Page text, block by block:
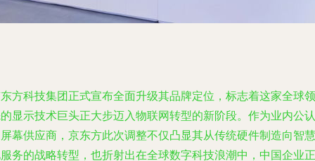
方科技集团正式宣布全面升级其品牌定位，标志着这家全球领
显示技术巨头正大步迈入物联网转型的新阶段。作为业内公认
幕供应商，京东方此次调整不仅凸显其从传统硬件制造向智慧
务的战略转型，也折射出在全球数字科技浪潮中，中国企业正